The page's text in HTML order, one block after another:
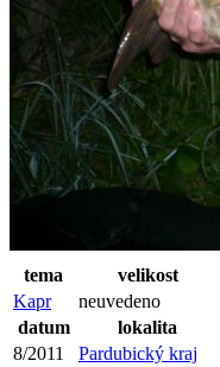
tema velikost
Kapr
neuvedeno
datum
lokalita
8/2011
Pardubický kraj